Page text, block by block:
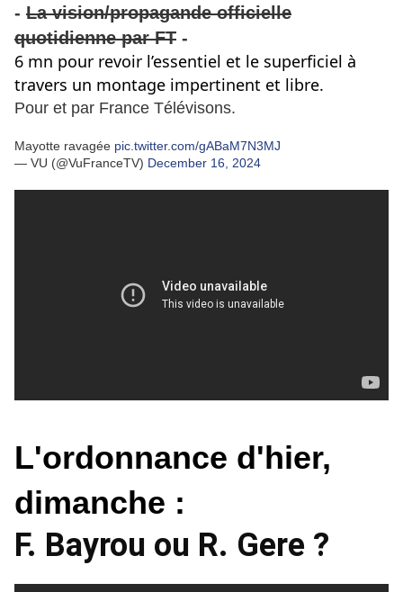
- La vision/propagande officielle
quotidienne par FT -
6 mn pour revoir l’essentiel et le superficiel à
travers un montage impertinent et libre.
Pour et par France Télévisons.
Mayotte ravagée pic.twitter.com/gABaM7N3MJ
— VU (@VuFranceTV) December 16, 2024
L'ordonnance d'hier,
dimanche :
F. Bayrou ou R. Gere ?